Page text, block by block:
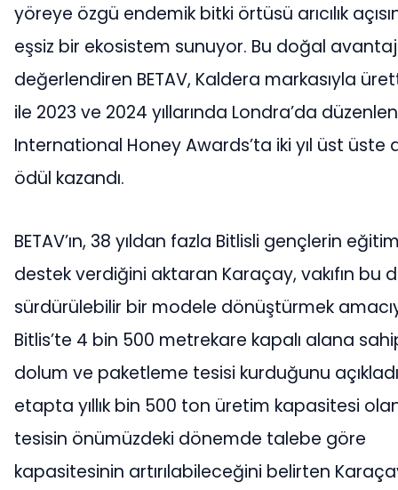
yöreye özgü endemik bitki örtüsü arıcılık
eşsiz bir ekosistem sunuyor. Bu doğal
değerlendiren BETAV, Kaldera markasıyla
ile 2023 ve 2024 yıllarında Londra’da
International Honey Awards’ta iki yıl üst üste
ödül kazandı.
BETAV’ın, 38 yıldan fazla Bitlisli gençlerin
destek verdiğini aktaran Karaçay, vakıfın bu
sürdürülebilir bir modele dönüştürmek
Bitlis’te 4 bin 500 metrekare kapalı alana
dolum ve paketleme tesisi kurduğunu
etapta yıllık bin 500 ton üretim kapasitesi
tesisin önümüzdeki dönemde talebe göre
kapasitesinin artırılabileceğini belirten